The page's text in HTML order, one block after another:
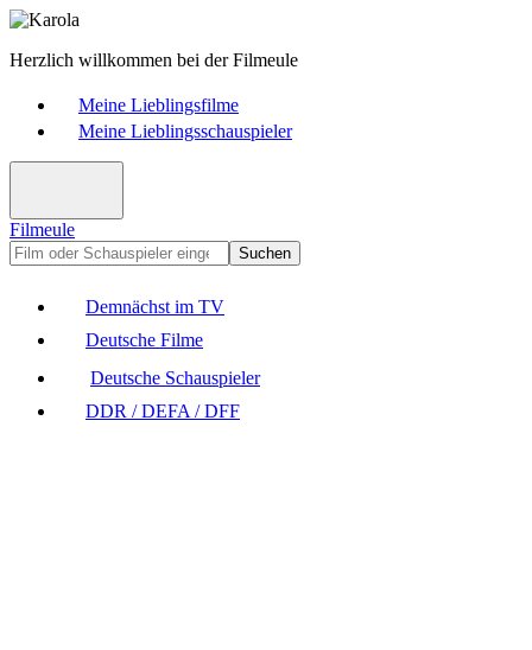
Herzlich willkommen bei der Filmeule
Meine Lieblingsfilme
Meine Lieblingsschauspieler
Filmeule
Suchen
Demnächst im TV
Deutsche Filme
Deutsche Schauspieler
DDR / DEFA / DFF